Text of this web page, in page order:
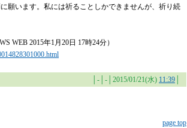
願います。私には祈ることしかできませんが、祈り続
WEB 2015年1月20日 17時24分）
│-│-│2015/01/21(水) 11:39
page top